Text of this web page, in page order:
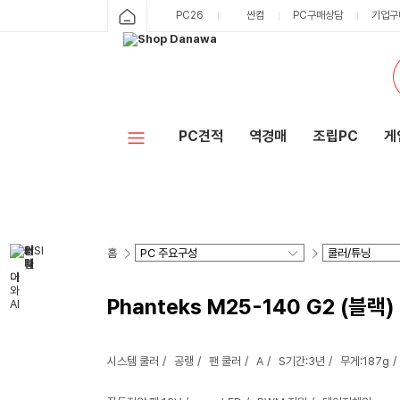
PC26 싼컴 PC구매상담 기업
PC견적 역경매 조립PC 게
홈
Phanteks M25-140 G2 (블랙)
시스템 쿨러 공랭 팬 쿨러 A S기간:3년 무게:187g